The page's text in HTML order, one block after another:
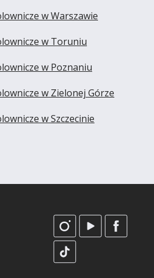
w Warszawie
w Toruniu
w Poznaniu
w Zielonej Górze
w Szczecinie